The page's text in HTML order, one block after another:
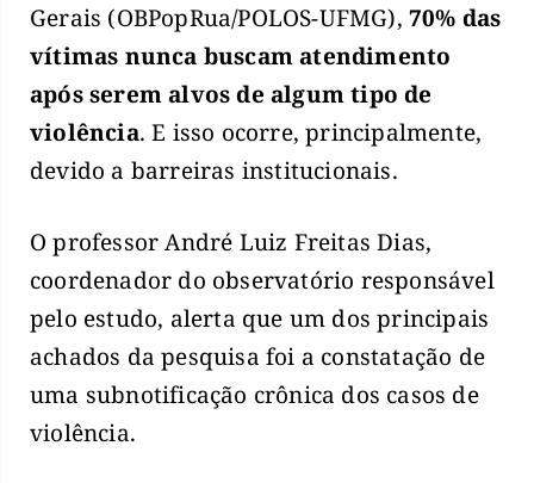
Gerais (OBPopRua/POLOS-UFMG), 70% das
vítimas nunca buscam atendimento
após serem alvos de algum tipo de
violência. E isso ocorre, principalmente,
devido a barreiras institucionais.
O professor André Luiz Freitas Dias,
coordenador do observatório responsável
pelo estudo, alerta que um dos principais
achados da pesquisa foi a constatação de
uma subnotificação crônica dos casos de
violência.